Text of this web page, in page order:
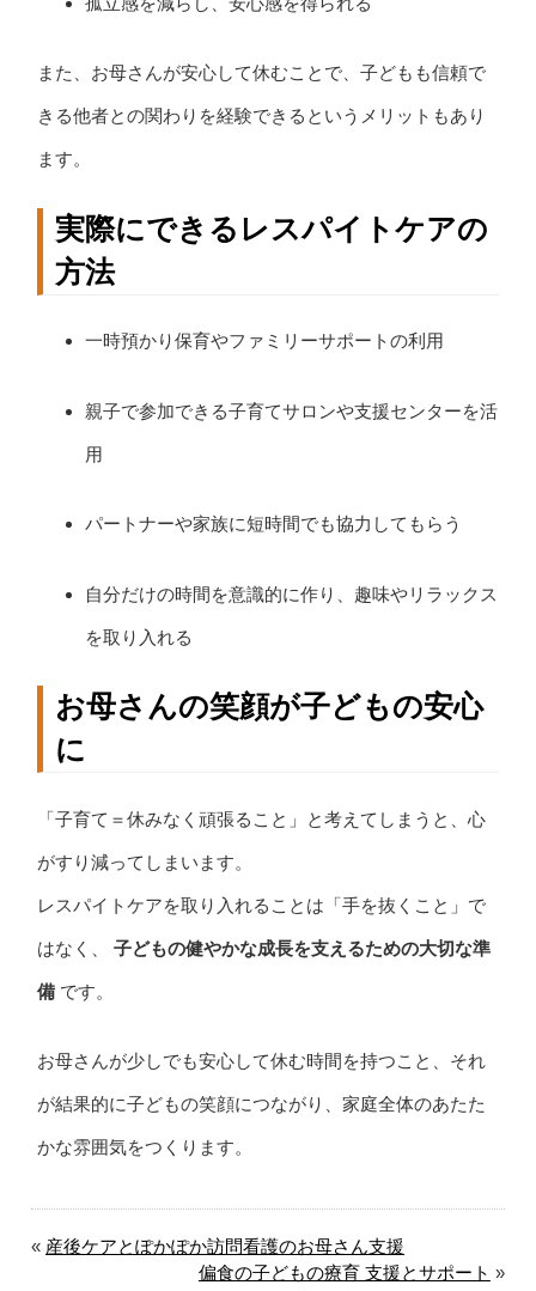
また、お母さんが安心して休むことで、子どもも信頼で
きる他者との関わりを経験できるというメリットもあり
ます。
実際にできるレスパイトケアの
方法
一時預かり保育やファミリーサポートの利用
親子で参加できる子育てサロンや支援センターを活
用
パートナーや家族に短時間でも協力してもらう
自分だけの時間を意識的に作り、趣味やリラックス
を取り入れる
お母さんの笑顔が子どもの安心
に
「子育て＝休みなく頑張ること」と考えてしまうと、心
がすり減ってしまいます。
レスパイトケアを取り入れることは「手を抜くこと」で
はなく、子どもの健やかな成長を支えるための大切な準
備 です。
お母さんが少しでも安心して休む時間を持つこと、それ
が結果的に子どもの笑顔につながり、家庭全体のあたた
かな雰囲気をつくります。
« 産後ケアとぽかぽか訪問看護のお母さん支援
偏食の子どもの療育 支援とサポート »